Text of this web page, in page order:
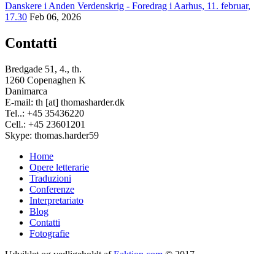
Danskere i Anden Verdenskrig - Foredrag i Aarhus, 11. februar,
17.30 Feb 06, 2026
Contatti
Bredgade 51, 4., th.
1260 Copenaghen K
Danimarca
E-mail: th [at] thomasharder.dk
Tel..: +45 35436220
Cell.: +45 23601201
Skype: thomas.harder59
Footer
menu
Home
Opere letterarie
Traduzioni
Conferenze
Interpretariato
Blog
Contatti
Fotografie